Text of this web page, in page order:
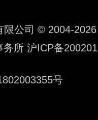
限公司 © 2004-2026
务所 沪ICP备
号